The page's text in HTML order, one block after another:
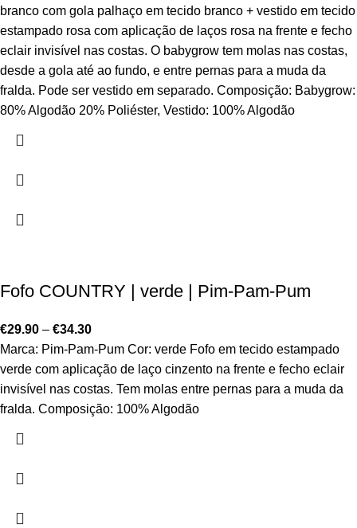
branco com gola palhaço em tecido branco + vestido em tecido
estampado rosa com aplicação de laços rosa na frente e fecho
eclair invisível nas costas. O babygrow tem molas nas costas,
desde a gola até ao fundo, e entre pernas para a muda da
fralda. Pode ser vestido em separado. Composição: Babygrow:
80% Algodão 20% Poliéster, Vestido: 100% Algodão
Fofo COUNTRY | verde | Pim-Pam-Pum
€29.90 – €34.30
Marca: Pim-Pam-Pum Cor: verde Fofo em tecido estampado
verde com aplicação de laço cinzento na frente e fecho eclair
invisível nas costas. Tem molas entre pernas para a muda da
fralda. Composição: 100% Algodão